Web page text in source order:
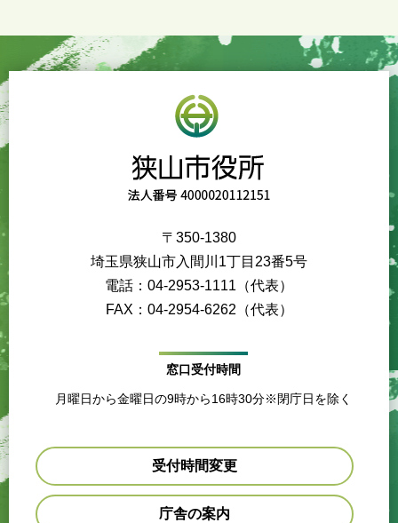
〒350-1380
埼玉県狭山市入間川1丁目23番5号
電話：04-2953-1111（代表）
FAX：04-2954-6262（代表）
窓口受付時間
月曜日から金曜日の9時から16時30分※閉庁日を除く
受付時間変更
庁舎の案内